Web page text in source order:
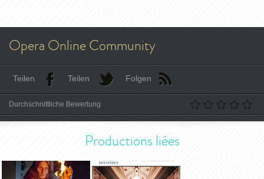
Opera Online Community
Teilen Teilen Folgen
Durchschnittliche Bewertung
Productions liées